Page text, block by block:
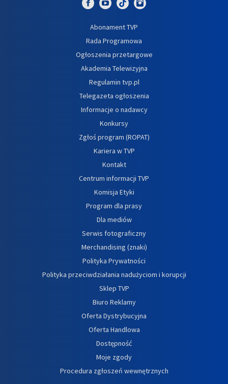
Abonament TVP
Rada Programowa
Ogłoszenia przetargowe
Akademia Telewizyjna
Regulamin tvp.pl
Telegazeta ogłoszenia
Informacje o nadawcy
Konkursy
Zgłoś program (ROPAT)
Kariera w TVP
Kontakt
Centrum informacji TVP
Komisja Etyki
Program dla prasy
Dla mediów
Serwis fotograficzny
Merchandising (znaki)
Polityka Prywatności
Polityka przeciwdziałania nadużyciom i korupcji
Sklep TVP
Biuro Reklamy
Oferta Dystrybucyjna
Oferta Handlowa
Dostępność
Moje zgody
Procedura zgłoszeń wewnętrznych